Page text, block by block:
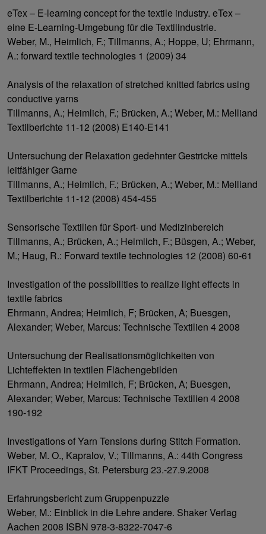
eTex – E-learning concept for the textile industry. eTex –
eine E-Learning-Umgebung für die Textilindustrie.
Weber, M., Heimlich, F.; Tillmanns, A.; Hoppe, U; Ehrmann,
A.: forward textile technologies 1 (2009) 34
Analysis of the relaxation of stretched knitted fabrics using
conductive yarns
Tillmanns, A.; Heimlich, F.; Brücken, A.; Weber, M.: Melliand
Textilberichte 11-12 (2008) E140-E141
Untersuchung der Relaxation gedehnter Gestricke mittels
leitfähiger Garne
Tillmanns, A.; Heimlich, F.; Brücken, A.; Weber, M.: Melliand
Textilberichte 11-12 (2008) 454-455
Sensorische Textilien für Sport- und Medizinbereich
Tillmanns, A.; Brücken, A.; Heimlich, F.; Büsgen, A.; Weber,
M.; Haug, R.: Forward textile technologies 12 (2008) 60-61
Investigation of the possibilities to realize light effects in
textile fabrics
Ehrmann, Andrea; Heimlich, F; Brücken, A; Buesgen,
Alexander; Weber, Marcus: Technische Textilien 4 2008
Untersuchung der Realisationsmöglichkeiten von
Lichteffekten in textilen Flächengebilden
Ehrmann, Andrea; Heimlich, F; Brücken, A; Buesgen,
Alexander; Weber, Marcus: Technische Textilien 4 2008
190-192
Investigations of Yarn Tensions during Stitch Formation.
Weber, M. O., Kapralov, V.; Tillmanns, A.: 44th Congress
IFKT Proceedings, St. Petersburg 23.-27.9.2008
Erfahrungsbericht zum Gruppenpuzzle
Weber, M.: Einblick in die Lehre andere. Shaker Verlag
Aachen 2008 ISBN 978-3-8322-7047-6